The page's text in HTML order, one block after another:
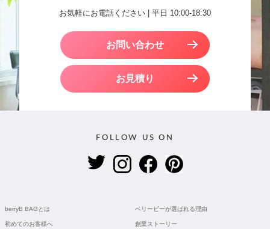
お気軽にお電話ください | 平日 10:00-18:30
お問い合わせ
お見積り
FOLLOW US ON
berryB BAGとは ベリービーが選ばれる理由
初めてのお客様へ 創業ストーリー